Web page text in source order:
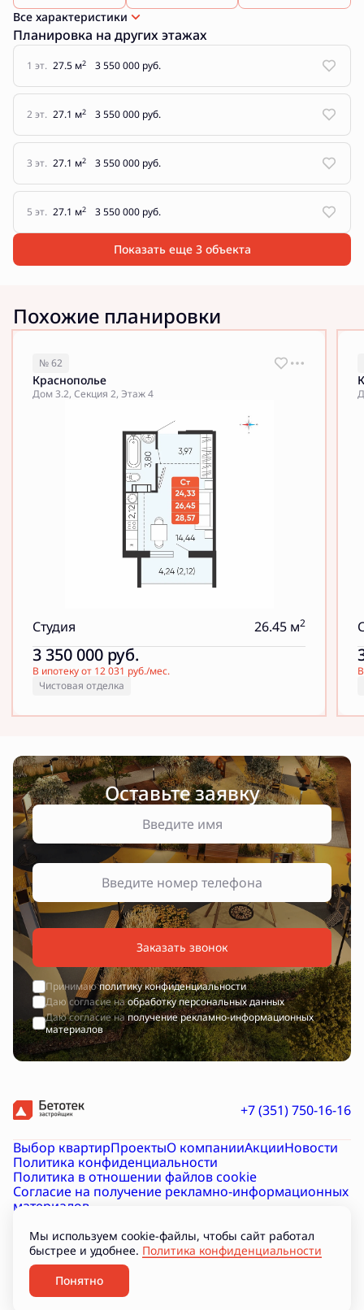
Все характеристики
Планировка на других этажах
1 эт. 27.5 м2 3 550 000 руб.
2 эт. 27.1 м2 3 550 000 руб.
3 эт. 27.1 м2 3 550 000 руб.
5 эт. 27.1 м2 3 550 000 руб.
Показать еще 3 объектa
Похожие планировки
№ 62
Краснополье
Дом 3.2, Секция 2, Этаж 4
Студия 26.45 м2
3 350 000руб.
В ипотеку от 12 031 руб./мес.
Чистовая отделка
Оставьте заявку
Заказать звонок
Принимаюполитику конфиденциальности
Даю согласие наобработку персональных данных
Даю согласие наполучение рекламно-информационных
материалов
+7 (351) 750-16-16
Выбор квартирПроектыО компанииАкцииНовости
Политика конфиденциальности
Политика в отношении файлов cookie
Согласие на получение рекламно-информационных
материалов
Проектная декларация на наш.дом.рфДокументы
Подборки
Разработано
Мы используем cookie-файлы, чтобы сайт работал
быстрее и удобнее. Политика конфиденциальности
Понятно